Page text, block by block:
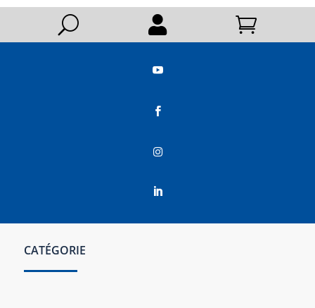
U  




CATÉGORIE